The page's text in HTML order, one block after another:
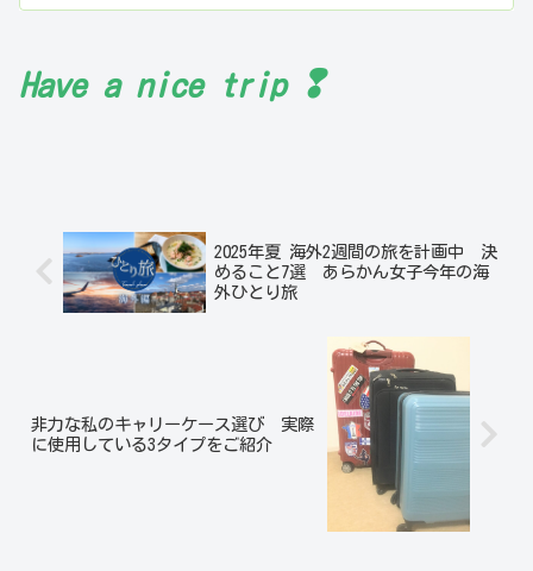
Have a nice trip ❢
2025年夏 海外2週間の旅を計画中 決
めること7選 あらかん女子今年の海
外ひとり旅
非力な私のキャリーケース選び 実際
に使用している3タイプをご紹介